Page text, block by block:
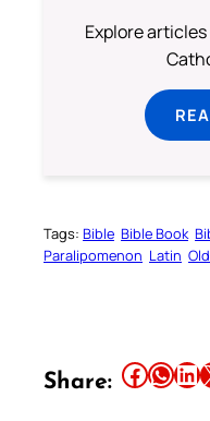
Explore
Tags: Bible Bible Book
Paralipomenon Latin
Share: Share this article on Facebook Share this article on WhatsApp Share this article on LinkedIn Share